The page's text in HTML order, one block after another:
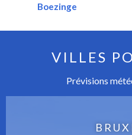
Boezinge
VILLES
Prévisions